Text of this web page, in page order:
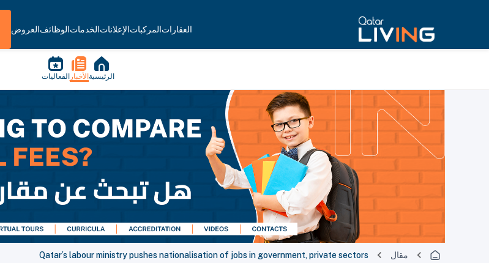
العقاراتالمركباتالإعلاناتالخدماتالوظائفالعروض
الرئيسية الأخبار الفعاليات
مقال Qatar’s labour ministry pushes nationalisation of jobs in government, private sectors